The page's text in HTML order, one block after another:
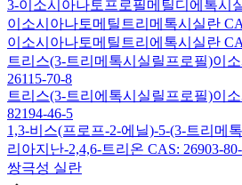
3-이소시아나토프로필메틸디에톡시
이소시아나토메틸트리메톡시실란
이소시아나토메틸트리에톡시실란
트리스(3-트리메톡시실릴프로필)이
26115-70-8
트리스(3-트리에톡시실릴프로필)이
82194-46-5
1,3-비스(프로프-2-에닐)-5-(3-트리메
리아지난-2,4,6-트리온 CAS: 26903-
쌍극성 실란